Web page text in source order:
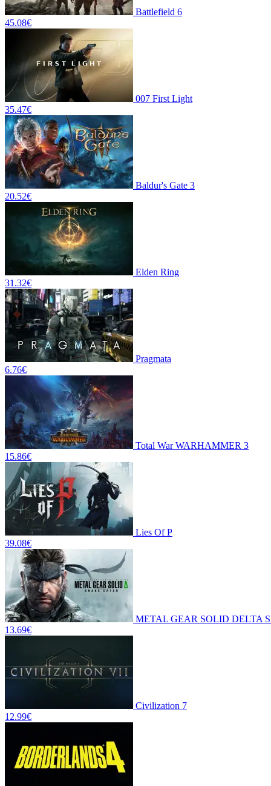
Battlefield 6
45.08€
007 First Light
35.47€
Baldur's Gate 3
20.52€
Elden Ring
31.32€
Pragmata
6.76€
Total War WARHAMMER 3
15.86€
Lies Of P
39.08€
METAL GEAR SOLID DELTA
13.69€
Civilization 7
12.99€